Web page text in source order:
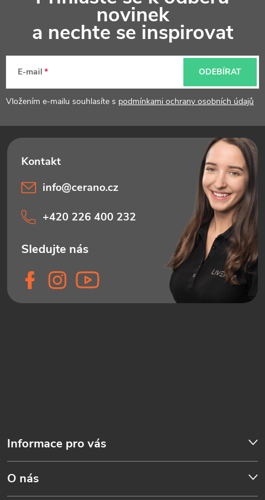
a
novinek
a nechte se inspirovat
E-mail
Vložením e-mailu souhlasíte s podmínkami ochrany osobních údajů
ODEBÍRAT
Informace pro vás
O nás
info@cerano.cz
+420 226 400 232